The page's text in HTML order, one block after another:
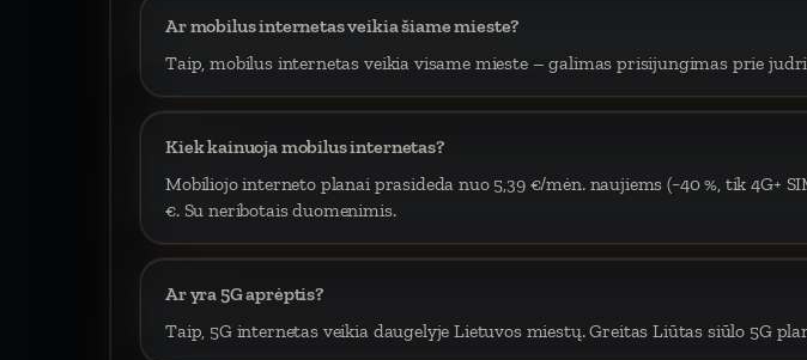
Ar mobilus internetas veikia šiame mieste?
Taip, mobilus internetas veikia visame mieste – galimas prisijungimas prie
Kiek kainuoja mobilus internetas?
Mobiliojo interneto planai prasideda nuo 5,39 €/mėn. naujiems (−40 %, tik 4G+
€. Su neribotais duomenimis.
Ar yra 5G aprėptis?
Taip, 5G internetas veikia daugelyje Lietuvos miestų. Greitas Liūtas siūlo 5G